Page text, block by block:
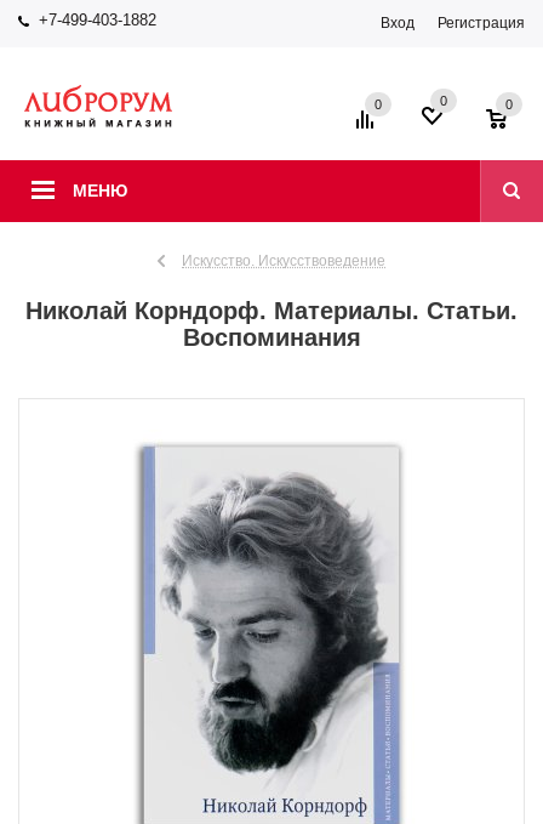
+7-499-403-1882 Вход Регистрация
МЕНЮ
0 0 0
Искусство. Искусствоведение
Николай Корндорф. Материалы. Статьи.
Воспоминания